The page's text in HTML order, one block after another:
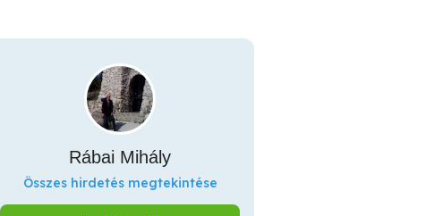
Rábai Mihály
Összes hirdetés megtekintése